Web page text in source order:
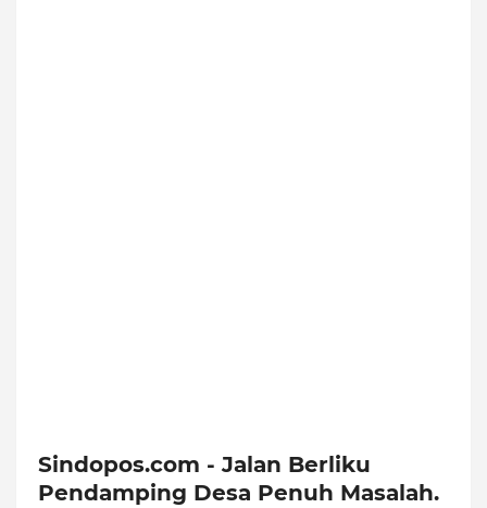
Sindopos.com - Jalan Berliku
Pendamping Desa Penuh Masalah.